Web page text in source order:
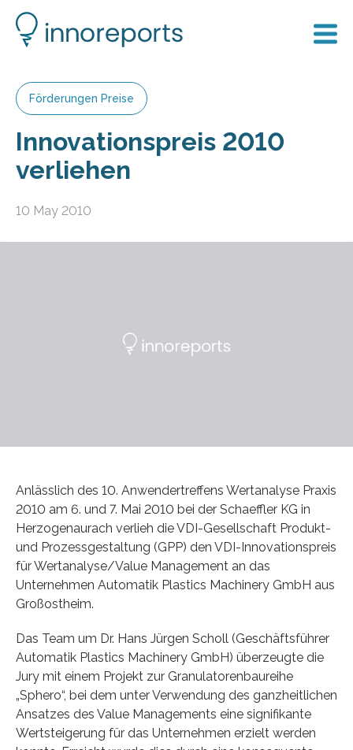
Förderungen Preise
Innovationspreis 2010
verliehen
10 May 2010
Anlässlich des 10. Anwendertreffens Wertanalyse Praxis
2010 am 6. und 7. Mai 2010 bei der Schaeffler KG in
Herzogenaurach verlieh die VDI-Gesellschaft Produkt-
und Prozessgestaltung (GPP) den VDI-Innovationspreis
für Wertanalyse/Value Management an das
Unternehmen Automatik Plastics Machinery GmbH aus
Großostheim.
Das Team um Dr. Hans Jürgen Scholl (Geschäftsführer
Automatik Plastics Machinery GmbH) überzeugte die
Jury mit einem Projekt zur Granulatorenbaureihe
„Sphero“, bei dem unter Verwendung des ganzheitlichen
Ansatzes des Value Managements eine signifikante
Wertsteigerung für das Unternehmen erzielt werden